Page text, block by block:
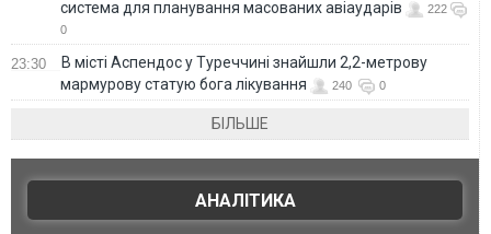
система для планування масованих авіаударів
222
0
23:30
В місті Аспендос у Туреччині знайшли 2,2-метрову
мармурову статую бога лікування
240 0
БІЛЬШЕ
АНАЛІТИКА